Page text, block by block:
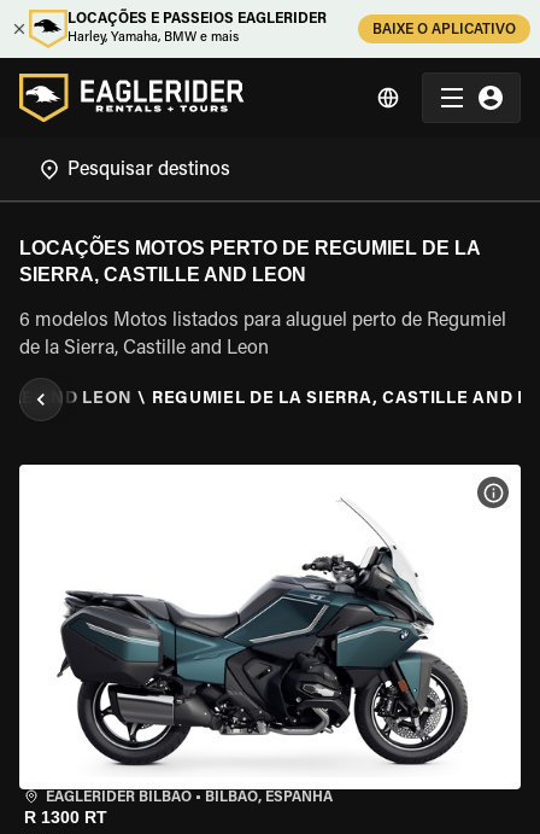
LOCAÇÕES E PASSEIOS EAGLERIDER
Harley, Yamaha, BMW e mais
BAIXE O APLICATIVO
LOCAÇÕES MOTOS PERTO DE REGUMIEL DE LA
SIERRA, CASTILLE AND LEON
6 modelos Motos listados para aluguel perto de Regumiel
de la Sierra, Castille and Leon
AND LEON \ REGUMIEL DE LA SIERRA, CASTILLE AND
EAGLERIDER BILBAO • BILBAO, ESPANHA
R 1300 RT
VER